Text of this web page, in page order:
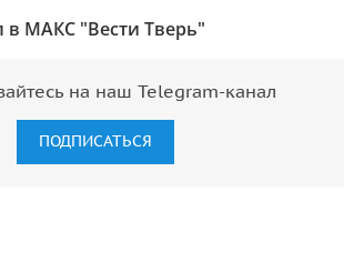
в МАКС "Вести Тверь"
на наш Telegram-канал
ПОДПИСАТЬСЯ